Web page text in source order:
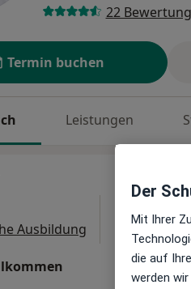
22
Termin buchen
Leistungen
Ausbildung
Der
Mit Ihrer
die auf
werden